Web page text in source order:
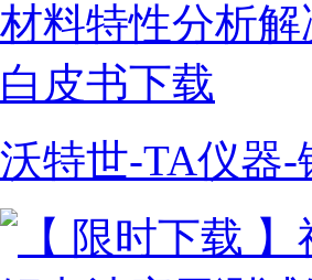
沃特世-TA仪器